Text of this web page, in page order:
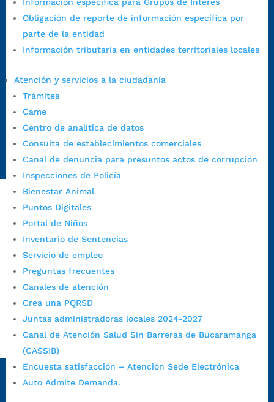
Obligación de reporte de información específica por
parte de la entidad
Información tributaria en entidades territoriales locales
Atención y servicios a la ciudadanía
Trámites
Came
Centro de analítica de datos
Consulta de establecimientos comerciales
Canal de denuncia para presuntos actos de corrupción
Inspecciones de Policía
Bienestar Animal
Puntos Digitales
Portal de Niños
Inventario de Sentencias
Servicio de empleo
Preguntas frecuentes
Canales de atención
Crea una PQRSD
Juntas administradoras locales 2024-2027
Canal de Atención Salud Sin Barreras de Bucaramanga
(CASSIB)
Encuesta satisfacción – Atención Sede Electrónica
Auto Admite Demanda.
judiciales:
notificaciones@bucaramanga.gov.co
Canal de denuncia para presuntos actos de corrupción:
https://canaldenuncia.bucaramanga.gov.co/
Emergencia:
https://emergencia.bucaramanga.gov.co/
Radique aquí su queja disciplinaria:
https://www.bucaramanga.gov.co/gobierno-ciudadanos-
1/secretarias/oficina-de-control-interno-disciplinario/
Alcaldía de Bucaramanga
@AlcaldíaBGA
Alcaldía de Bucaramanga
Autorización de Tratamiento de Datos Personales|Política
de Tratamiento de Datos Personales